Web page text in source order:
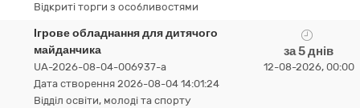
Відкриті торги з особливостями
Ігрове обладнання для дитячого
майданчика
UA-2026-08-04-006937-a
Дата створення 2026-08-04 14:01:24
Відділ освіти, молоді та спорту
за 5 днів
12-08-2026, 00:00